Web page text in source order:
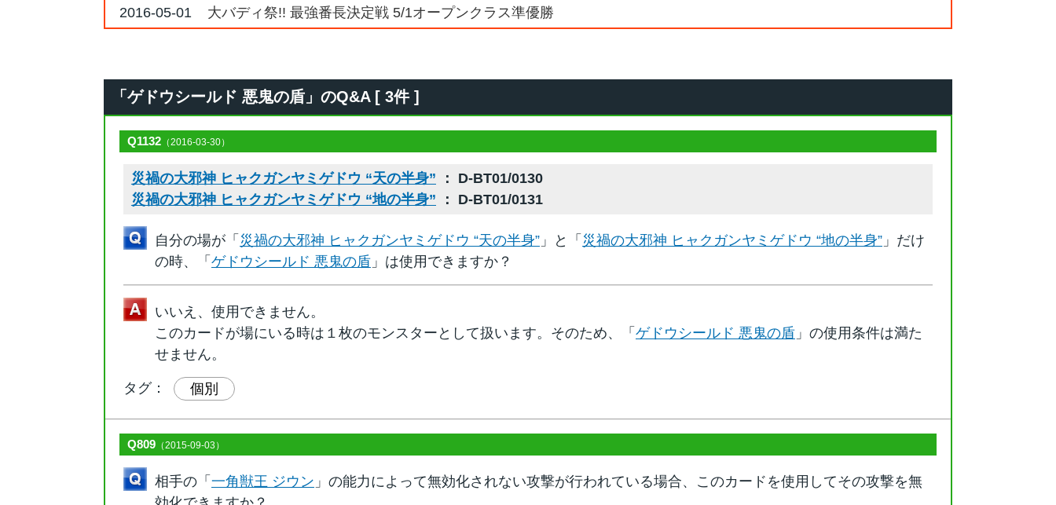
2016-05-01
大バディ祭!! 最強番長決定戦 5/1オープンクラス準優勝
「ゲドウシールド 悪鬼の盾」のQ&A [ 3件 ]
Q1132 （2016-03-30）
災禍の大邪神 ヒャクガンヤミゲドウ “天の半身” ： D-BT01/0130
災禍の大邪神 ヒャクガンヤミゲドウ “地の半身” ： D-BT01/0131
自分の場が「 災禍の大邪神 ヒャクガンヤミゲドウ “天の半身” 」と「 災禍の大邪神 ヒャクガンヤミゲドウ “地の半身” 」だけ
の時、「 ゲドウシールド 悪鬼の盾 」は使用できますか？
いいえ、使用できません。
このカードが場にいる時は１枚のモンスターとして扱います。そのため、「 ゲドウシールド 悪鬼の盾 」の使用条件は満た
せません。
タグ： 個別
Q809 （2015-09-03）
相手の「 一角獣王 ジウン 」の能力によって無効化されない攻撃が行われている場合、このカードを使用してその攻撃を無